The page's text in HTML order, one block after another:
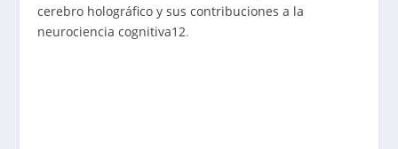
cerebro holográfico y sus contribuciones a la
neurociencia cognitiva12.